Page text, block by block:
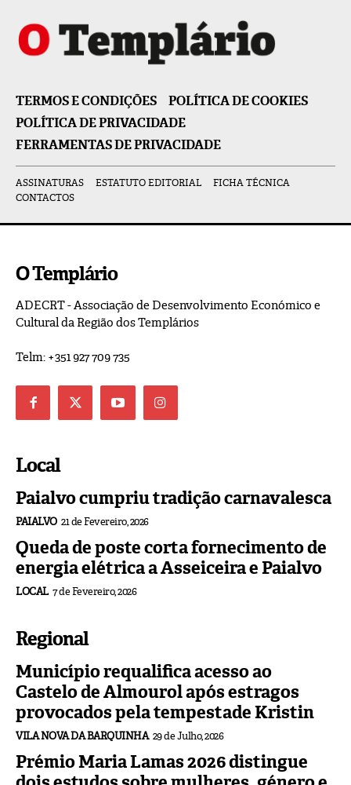
TERMOS E CONDIÇÕES
POLÍTICA DE COOKIES
POLÍTICA DE PRIVACIDADE
FERRAMENTAS DE PRIVACIDADE
ASSINATURAS ESTATUTO EDITORIAL
FICHA TÉCNICA
CONTACTOS
O Templário
ADECRT - Associação de Desenvolvimento Económico e
Cultural da Região dos Templários
Telm: +351 927 709 735
Local
Paialvo cumpriu tradição carnavalesca
PAIALVO 21 de Fevereiro, 2026
Queda de poste corta fornecimento de
energia elétrica a Asseiceira e Paialvo
LOCAL 7 de Fevereiro, 2026
Regional
Município requalifica acesso ao
Castelo de Almourol após estragos
provocados pela tempestade Kristin
VILA NOVA DA BARQUINHA 29 de Julho, 2026
Prémio Maria Lamas 2026 distingue